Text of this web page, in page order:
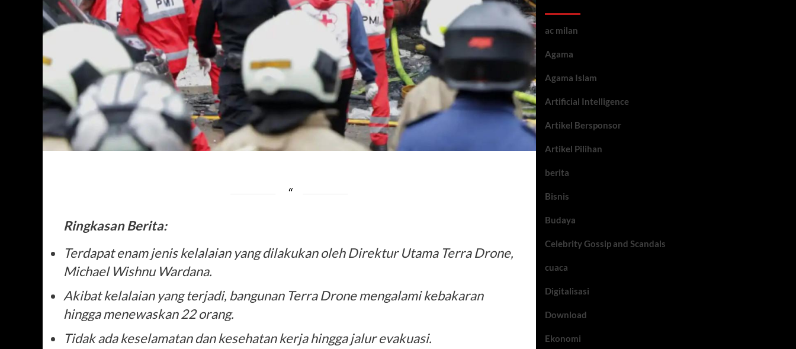
Ringkasan Berita:
Terdapat enam jenis kelalaian yang dilakukan oleh Direktur Utama Terra Drone,
Michael Wishnu Wardana.
Akibat kelalaian yang terjadi, bangunan Terra Drone mengalami kebakaran
hingga menewaskan 22 orang.
Tidak ada keselamatan dan kesehatan kerja hingga jalur evakuasi.
ac milan
Agama
Agama Islam
Artificial Intelligence
Artikel Bersponsor
Artikel Pilihan
berita
Bisnis
Budaya
Celebrity Gossip and Scandals
cuaca
Digitalisasi
Download
Ekonomi